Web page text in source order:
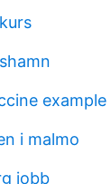
example
i malmo
jobb